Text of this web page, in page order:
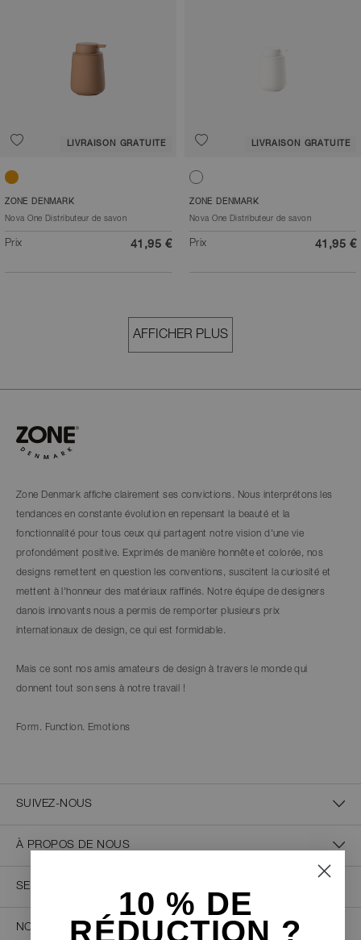
LIVRAISON GRATUITE
Mandarine
ZONE DENMARK
Nova One Distributeur de savon
Prix 41,95 €
LIVRAISON GRATUITE
Blanc
ZONE DENMARK
Nova One Distributeur de savon
Prix 41,95 €
AFFICHER PLUS
Zone Denmark affiche clairement ses convictions. Nous interprétons les
tendances en constante évolution en repensant la beauté et la
fonctionnalité pour tous ceux qui partagent notre vision d'une vie
profondément positive. Exprimés de manière honnête et colorée, nos
designs remettent en question les conventions, suscitent la curiosité et
mettent à l'honneur des matériaux raffinés. Notre équipe de designers
danois innovants nous a permis de remporter plusieurs prix
internationaux de design, ce qui est formidable.
Mais ce sont nos amis amateurs de design à travers le monde qui
donnent tout son sens à notre travail !
Form. Function. Emotions
SUIVEZ-NOUS
À PROPOS DE NOUS
SERVICE CLIENT
NOUS CONTACTER
10 % DE
RÉDUCTION ?